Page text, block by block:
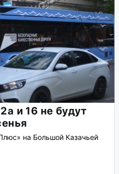
и 16 не будут
на Большой Казачьей